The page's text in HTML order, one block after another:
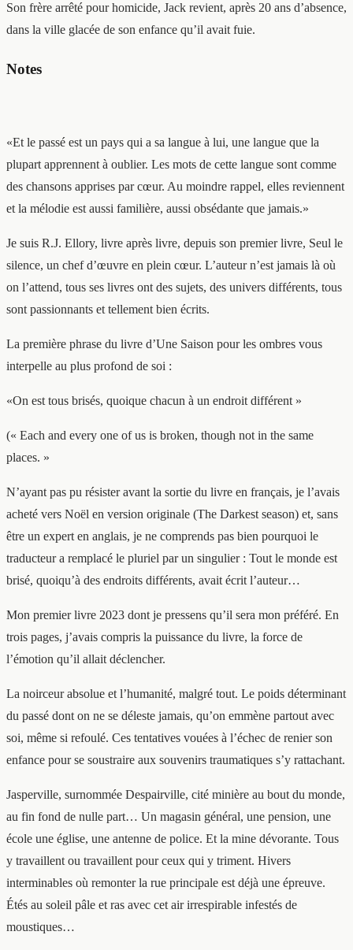
Son frère arrêté pour homicide, Jack revient, après 20 ans d’absence,
dans la ville glacée de son enfance qu’il avait fuie.
Notes
«Et le passé est un pays qui a sa langue à lui, une langue que la
plupart apprennent à oublier. Les mots de cette langue sont comme
des chansons apprises par cœur. Au moindre rappel, elles reviennent
et la mélodie est aussi familière, aussi obsédante que jamais.»
Je suis R.J. Ellory, livre après livre, depuis son premier livre, Seul le
silence, un chef d’œuvre en plein cœur. L’auteur n’est jamais là où
on l’attend, tous ses livres ont des sujets, des univers différents, tous
sont passionnants et tellement bien écrits.
La première phrase du livre d’Une Saison pour les ombres vous
interpelle au plus profond de soi :
«On est tous brisés, quoique chacun à un endroit différent »
(« Each and every one of us is broken, though not in the same
places. »
N’ayant pas pu résister avant la sortie du livre en français, je l’avais
acheté vers Noël en version originale (The Darkest season) et, sans
être un expert en anglais, je ne comprends pas bien pourquoi le
traducteur a remplacé le pluriel par un singulier : Tout le monde est
brisé, quoiqu’à des endroits différents, avait écrit l’auteur…
Mon premier livre 2023 dont je pressens qu’il sera mon préféré. En
trois pages, j’avais compris la puissance du livre, la force de
l’émotion qu’il allait déclencher.
La noirceur absolue et l’humanité, malgré tout. Le poids déterminant
du passé dont on ne se déleste jamais, qu’on emmène partout avec
soi, même si refoulé. Ces tentatives vouées à l’échec de renier son
enfance pour se soustraire aux souvenirs traumatiques s’y rattachant.
Jasperville, surnommée Despairville, cité minière au bout du monde,
au fin fond de nulle part… Un magasin général, une pension, une
école une église, une antenne de police. Et la mine dévorante. Tous
y travaillent ou travaillent pour ceux qui y triment. Hivers
interminables où remonter la rue principale est déjà une épreuve.
Étés au soleil pâle et ras avec cet air irrespirable infestés de
moustiques…